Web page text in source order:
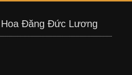
Hoa Đăng Đức Lương